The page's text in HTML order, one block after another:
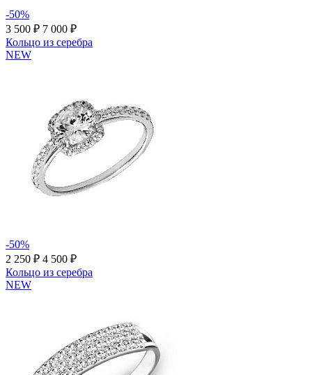
-50%
3 500 ₽ 7 000 ₽
Кольцо из серебра
NEW
-50%
2 250 ₽ 4 500 ₽
Кольцо из серебра
NEW